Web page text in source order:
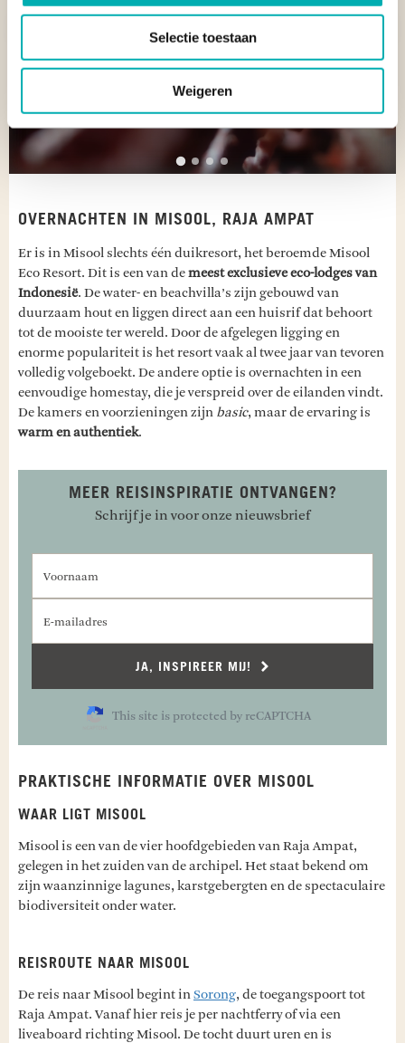
Selectie toestaan
Weigeren
OVERNACHTEN IN MISOOL, RAJA AMPAT
Er is in Misool slechts één duikresort, het beroemde Misool
Eco Resort. Dit is een van demeest exclusieve eco-lodges van
Indonesië. De water- en beachvilla’s zijn gebouwd van
duurzaam hout en liggen direct aan een huisrif dat behoort
tot de mooiste ter wereld. Door de afgelegen ligging en
enorme populariteit is het resort vaak al twee jaar van tevoren
volledig volgeboekt. De andere optie is overnachten in een
eenvoudige homestay, die je verspreid over de eilanden vindt.
De kamers en voorzieningen zijn basic, maar de ervaring is
warm en authentiek.
MEER REISINSPIRATIE ONTVANGEN?
Schrijf je in voor onze nieuwsbrief
JA, INSPIREER MIJ!
This site is protected by reCAPTCHA
PRAKTISCHE INFORMATIE OVER MISOOL
WAAR LIGT MISOOL
Misool is een van de vier hoofdgebieden van Raja Ampat,
gelegen in het zuiden van de archipel. Het staat bekend om
zijn waanzinnige lagunes, karstgebergten en de spectaculaire
biodiversiteit onder water.
REISROUTE NAAR MISOOL
De reis naar Misool begint inSorong, de toegangspoort tot
Raja Ampat. Vanaf hier reis je per nachtferry of via een
liveaboard richting Misool. De tocht duurt uren en is